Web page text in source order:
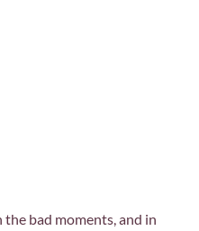
bad moments, and in